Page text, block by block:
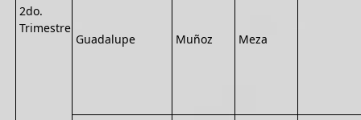
2do.
Trimestre
Guadalupe Muñoz Meza